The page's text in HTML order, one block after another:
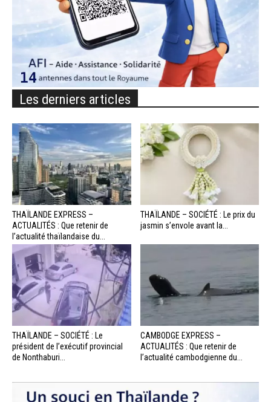
Les derniers articles
THAÏLANDE EXPRESS –
ACTUALITÉS : Que retenir de
l’actualité thaïlandaise du...
THAÏLANDE – SOCIÉTÉ : Le prix du
jasmin s’envole avant la...
THAÏLANDE – SOCIÉTÉ : Le
président de l’exécutif provincial
de Nonthaburi...
CAMBODGE EXPRESS –
ACTUALITÉS : Que retenir de
l’actualité cambodgienne du...